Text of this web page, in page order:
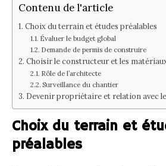
Contenu de l'article
Choix du terrain et études préalables
Évaluer le budget global
Demande de permis de construire
Choisir le constructeur et les
Rôle de l’architecte
Surveillance du chantier
Devenir propriétaire et relation avec
Choix du terrain et
préalables